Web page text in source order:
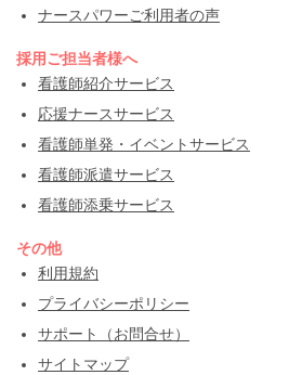
ナースパワーご利用者の声
採用ご担当者様へ
看護師紹介サービス
応援ナースサービス
看護師単発・イベントサービス
看護師派遣サービス
看護師添乗サービス
その他
利用規約
プライバシーポリシー
サポート（お問合せ）
サイトマップ